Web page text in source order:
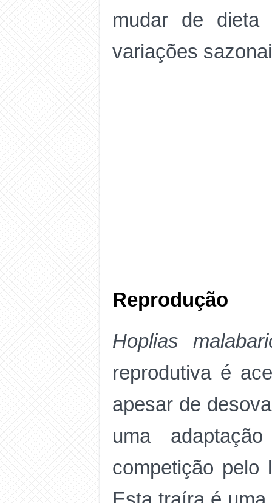
mudar de dieta
variações
Reprodução
Hoplias
reprodutiva é
apesar de
uma
competição pelo